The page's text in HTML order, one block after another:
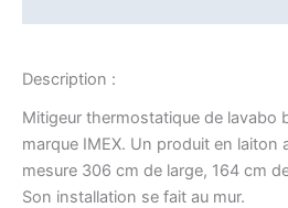
Description :
Mitigeur thermostatique de lavabo
marque IMEX. Un produit en laiton
mesure 306 cm de large, 164 cm
Son installation se fait au mur.